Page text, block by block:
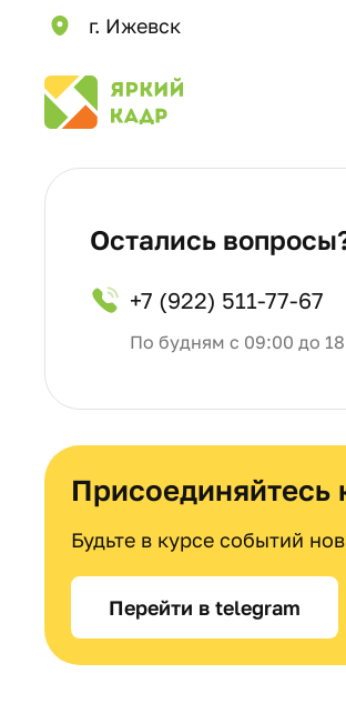
г. Ижевск
Остались
+7 (922) 511-77-67
По будням с 09:00 до
Присоединяйтесь
Будьте в курсе событий
Перейти в telegram